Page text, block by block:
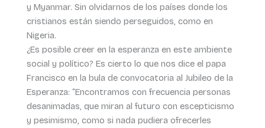
y Myanmar. Sin olvidarnos de los países donde los
cristianos están siendo perseguidos, como en
Nigeria.
¿Es posible creer en la esperanza en este ambiente
social y político? Es cierto lo que nos dice el papa
Francisco en la bula de convocatoria al Jubileo de la
Esperanza: “Encontramos con frecuencia personas
desanimadas, que miran al futuro con escepticismo
y pesimismo, como si nada pudiera ofrecerles